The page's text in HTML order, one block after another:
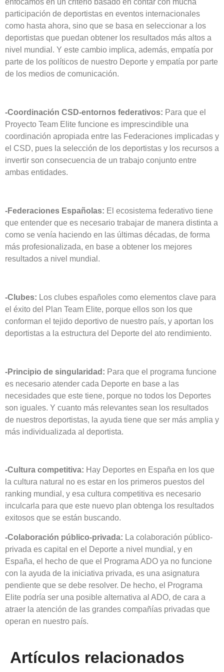
enfocamos en un criterio basado en contar con mucha
participación de deportistas en eventos internacionales
como hasta ahora, sino que se basa en seleccionar a los
deportistas que puedan obtener los resultados más altos a
nivel mundial. Y este cambio implica, además, empatía por
parte de los políticos de nuestro Deporte y empatía por parte
de los medios de comunicación.
-Coordinación CSD-entornos federativos: Para que el
Proyecto Team Elite funcione es imprescindible una
coordinación apropiada entre las Federaciones implicadas y
el CSD, pues la selección de los deportistas y los recursos a
invertir son consecuencia de un trabajo conjunto entre
ambas entidades.
-Federaciones Españolas: El ecosistema federativo tiene
que entender que es necesario trabajar de manera distinta a
como se venía haciendo en las últimas décadas, de forma
más profesionalizada, en base a obtener los mejores
resultados a nivel mundial.
-Clubes: Los clubes españoles como elementos clave para
el éxito del Plan Team Elite, porque ellos son los que
conforman el tejido deportivo de nuestro país, y aportan los
deportistas a la estructura del Deporte del ato rendimiento.
-Principio de singularidad: Para que el programa funcione
es necesario atender cada Deporte en base a las
necesidades que este tiene, porque no todos los Deportes
son iguales. Y cuanto más relevantes sean los resultados
de nuestros deportistas, la ayuda tiene que ser más amplia y
más individualizada al deportista.
-Cultura competitiva: Hay Deportes en España en los que
la cultura natural no es estar en los primeros puestos del
ranking mundial, y esa cultura competitiva es necesario
inculcarla para que este nuevo plan obtenga los resultados
exitosos que se están buscando.
-Colaboración público-privada: La colaboración público-
privada es capital en el Deporte a nivel mundial, y en
España, el hecho de que el Programa ADO ya no funcione
con la ayuda de la iniciativa privada, es una asignatura
pendiente que se debe resolver. De hecho, el Programa
Elite podría ser una posible alternativa al ADO, de cara a
atraer la atención de las grandes compañías privadas que
operan en nuestro país.
Artículos relacionados